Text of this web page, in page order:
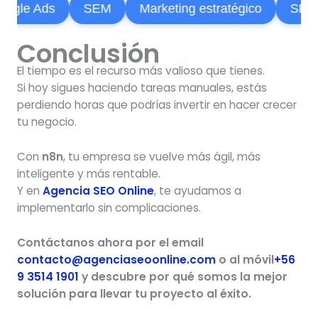
Ads SEM Marketing estratégico SEO
Conclusión
El tiempo es el recurso más valioso que tienes.
Si hoy sigues haciendo tareas manuales, estás
perdiendo horas que podrías invertir en hacer crecer
tu negocio.
Con n8n, tu empresa se vuelve más ágil, más
inteligente y más rentable.
Y en Agencia SEO Online, te ayudamos a
implementarlo sin complicaciones.
Contáctanos ahora por el email
contacto@agenciaseoonline.como al móvil+56
9 3514 1901 y descubre por qué somos la mejor
solución para llevar tu proyecto al éxito.